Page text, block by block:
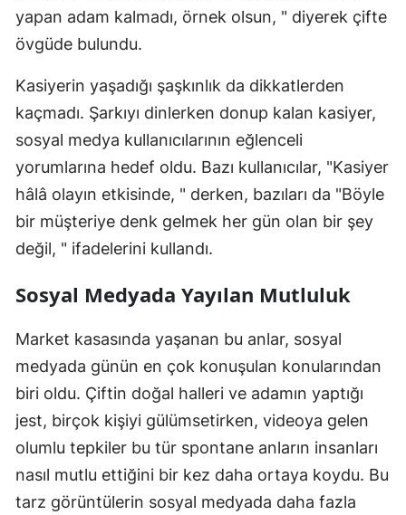
Manisa
Mardin
Muş
Nevşehir
Niğde
Rize
Sakarya
Samsun
Siirt
Sinop
Sivas
yapan adam kalmadı, örnek olsun, " diyerek çifte
övgüde bulundu.
Kasiyerin yaşadığı şaşkınlık da dikkatlerden
kaçmadı. Şarkıyı dinlerken donup kalan kasiyer,
sosyal medya kullanıcılarının eğlenceli
yorumlarına hedef oldu. Bazı kullanıcılar, "Kasiyer
hâlâ olayın etkisinde, " derken, bazıları da "Böyle
bir müşteriye denk gelmek her gün olan bir şey
değil, " ifadelerini kullandı.
Sosyal Medyada Yayılan Mutluluk
Market kasasında yaşanan bu anlar, sosyal
medyada günün en çok konuşulan konularından
biri oldu. Çiftin doğal halleri ve adamın yaptığı
jest, birçok kişiyi gülümsetirken, videoya gelen
olumlu tepkiler bu tür spontane anların insanları
nasıl mutlu ettiğini bir kez daha ortaya koydu. Bu
tarz görüntülerin sosyal medyada daha fazla